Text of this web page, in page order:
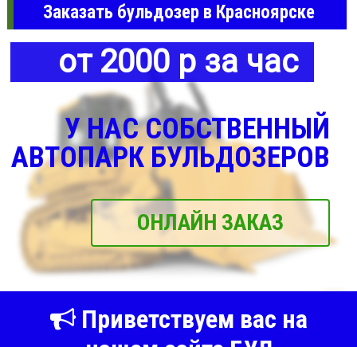
Заказать бульдозер в Красноярске
от 2000 р за час
У НАС СОБСТВЕННЫЙ
АВТОПАРК БУЛЬДОЗЕРОВ
ОНЛАЙН ЗАКАЗ
Приветствуем вас на